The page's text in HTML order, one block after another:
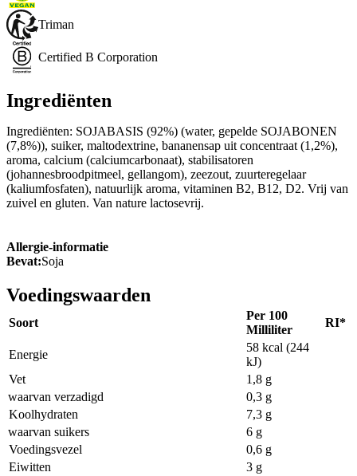
Triman
Certified B Corporation
Ingrediënten
Ingrediënten: SOJABASIS (92%) (water, gepelde SOJABONEN
(7,8%)), suiker, maltodextrine, bananensap uit concentraat (1,2%),
aroma, calcium (calciumcarbonaat), stabilisatoren
(johannesbroodpitmeel, gellangom), zeezout, zuurteregelaar
(kaliumfosfaten), natuurlijk aroma, vitaminen B2, B12, D2. Vrij van
zuivel en gluten. Van nature lactosevrij.
Allergie-informatie
Bevat:Soja
Voedingswaarden
Soort
Per 100
Milliliter
RI*
Energie
58 kcal (244
kJ)
Vet
1,8 g
waarvan verzadigd
0,3 g
Koolhydraten
7,3 g
waarvan suikers
6 g
Voedingsvezel
0,6 g
Eiwitten
3 g